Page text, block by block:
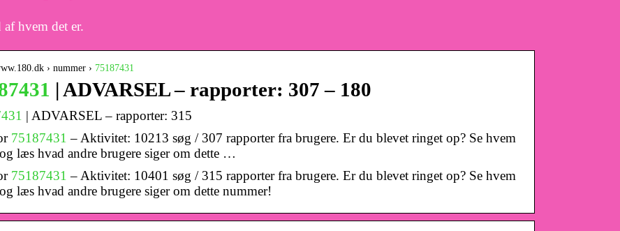
hvem det er.
› nummer › 75187431
| ADVARSEL – rapporter: 307 – 180
| ADVARSEL – rapporter: 315
75187431 – Aktivitet: 10213 søg / 307 rapporter fra brugere. Er du blevet ringet op? Se hvem
læs hvad andre brugere siger om dette …
75187431 – Aktivitet: 10401 søg / 315 rapporter fra brugere. Er du blevet ringet op? Se hvem
læs hvad andre brugere siger om dette nummer!